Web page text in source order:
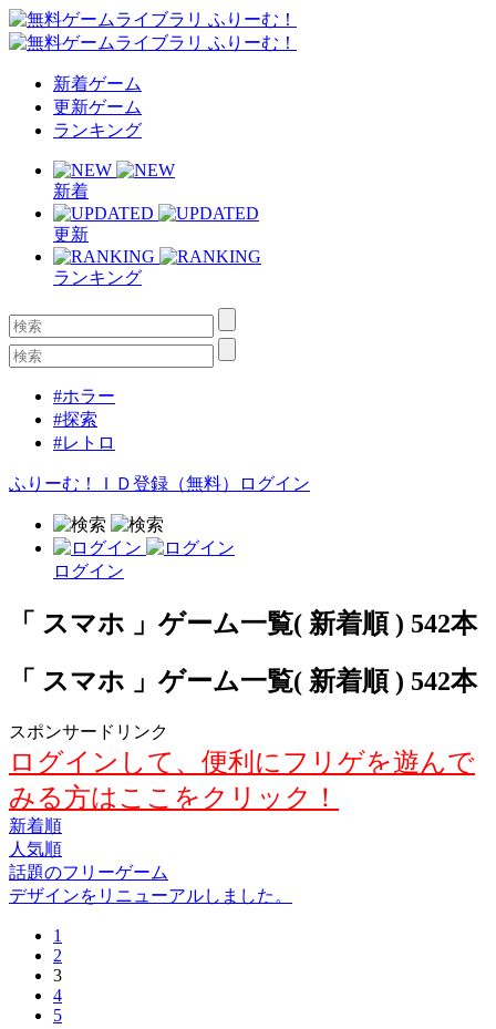
新着ゲーム
更新ゲーム
ランキング
新着
更新
ランキング
#ホラー
#探索
#レトロ
ふりーむ！ＩＤ登録（無料） ログイン
ログイン
「 スマホ 」ゲーム一覧( 新着順 ) 542本
「 スマホ 」ゲーム一覧( 新着順 ) 542本
スポンサードリンク
ログインして、便利にフリゲを遊んで
みる方はここをクリック！
新着順
人気順
話題のフリーゲーム
デザインをリニューアルしました。
1
2
3
4
5